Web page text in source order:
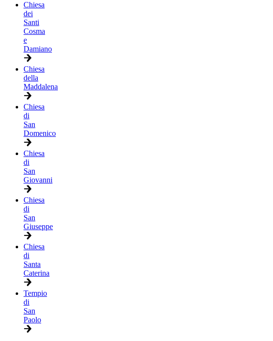
Chiesa
dei
Santi
Cosma
e
Damiano
Chiesa
della
Maddalena
Chiesa
di
San
Domenico
Chiesa
di
San
Giovanni
Chiesa
di
San
Giuseppe
Chiesa
di
Santa
Caterina
Tempio
di
San
Paolo